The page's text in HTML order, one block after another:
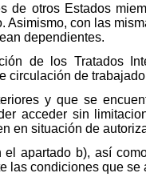
otros Estados
con las
dependientes.
de los Tratados
circulación de
y que se
acceder sin
en situación de
apartado b), así
las condiciones que se